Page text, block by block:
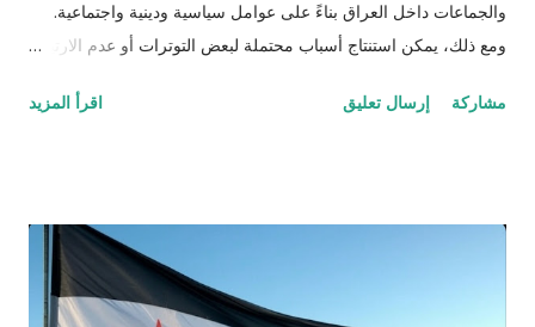
والجماعات داخل العراق بناءً على عوامل سياسية ودينية واجتماعية.
ومع ذلك، يمكن استنتاج أسباب محتملة لبعض التوترات أو عدم الارتياح
صعوده إلى السلطة. أحمد الشرع، الذي تولى رئاسة سوريا في
القوات الأمريكية والحكومة العراقية لثلاث سنوات، مما قد يربطه في
أذهان البعض بالعنف الذي شهده العراق خلال تلك الفترة. كما أسس
لاحقًا "جبهة النصرة" في سوريا عام 2012 كفرع للقاعدة، وهي جماعة
مشاركة إرسال تعليق اقرأ المزيد